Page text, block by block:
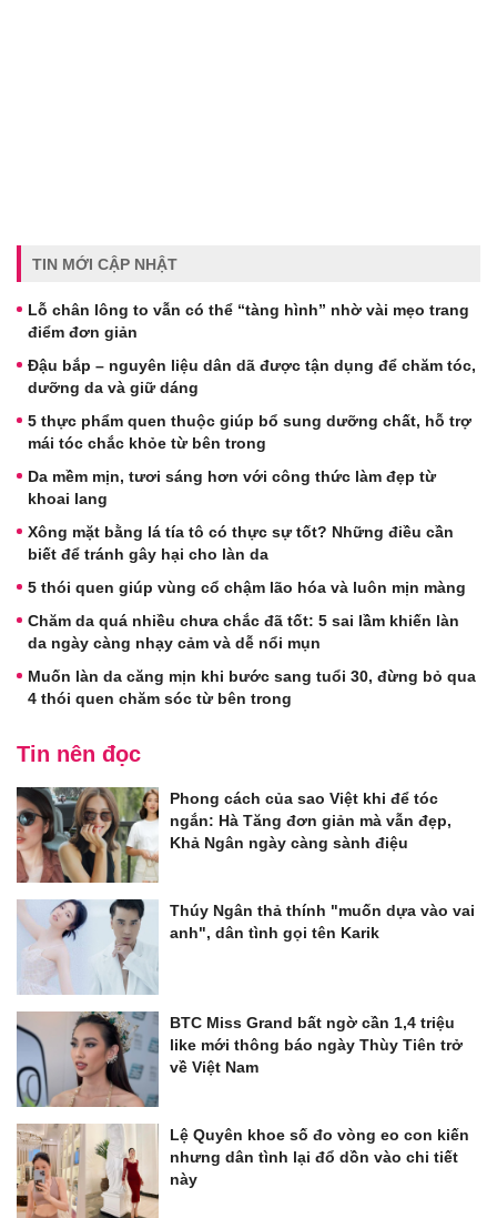
TIN MỚI CẬP NHẬT
Lỗ chân lông to vẫn có thể “tàng hình” nhờ vài mẹo trang
điểm đơn giản
Đậu bắp – nguyên liệu dân dã được tận dụng để chăm tóc,
dưỡng da và giữ dáng
5 thực phẩm quen thuộc giúp bổ sung dưỡng chất, hỗ trợ
mái tóc chắc khỏe từ bên trong
Da mềm mịn, tươi sáng hơn với công thức làm đẹp từ
khoai lang
Xông mặt bằng lá tía tô có thực sự tốt? Những điều cần
biết để tránh gây hại cho làn da
5 thói quen giúp vùng cổ chậm lão hóa và luôn mịn màng
Chăm da quá nhiều chưa chắc đã tốt: 5 sai lầm khiến làn
da ngày càng nhạy cảm và dễ nổi mụn
Muốn làn da căng mịn khi bước sang tuổi 30, đừng bỏ qua
4 thói quen chăm sóc từ bên trong
Tin nên đọc
Phong cách của sao Việt khi để tóc
ngắn: Hà Tăng đơn giản mà vẫn đẹp,
Khả Ngân ngày càng sành điệu
Thúy Ngân thả thính "muốn dựa vào vai
anh", dân tình gọi tên Karik
BTC Miss Grand bất ngờ cần 1,4 triệu
like mới thông báo ngày Thùy Tiên trở
về Việt Nam
Lệ Quyên khoe số đo vòng eo con kiến
nhưng dân tình lại đổ dồn vào chi tiết
này